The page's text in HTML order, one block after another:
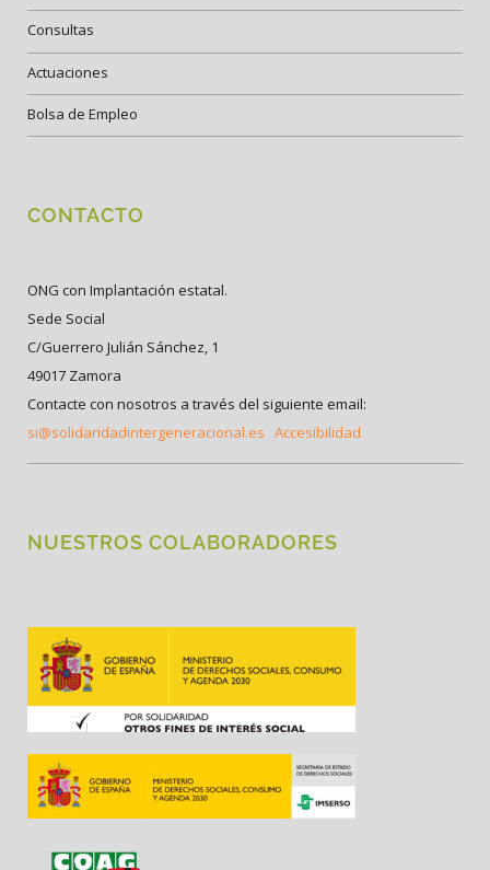
Consultas
Actuaciones
Bolsa de Empleo
CONTACTO
ONG con Implantación estatal.
Sede Social
C/Guerrero Julián Sánchez, 1
49017 Zamora
Contacte con nosotros a través del siguiente email:
si@solidaridadintergeneracional.es Accesibilidad
NUESTROS COLABORADORES